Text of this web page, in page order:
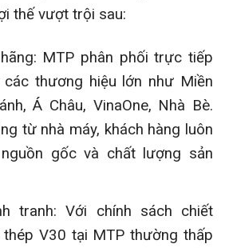
thế vượt trội sau:
MTP phân phối trực tiếp
thương hiệu lớn như Miền
Á Châu, VinaOne, Nhà Bè.
từ nhà máy, khách hàng luôn
gốc và chất lượng sản
tranh: Với chính sách chiết
thép V30 tại MTP thường thấp